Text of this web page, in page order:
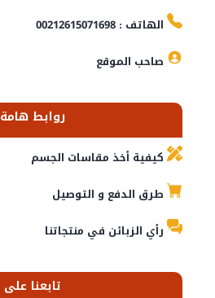
الهاتف : 00212615071698
صاحب الموقع
روابط هامة
كيفية أخذ مقاسات الجسم
طرق الدفع و التوصيل
رأي الزبائن في منتجاتنا
تابعنا على